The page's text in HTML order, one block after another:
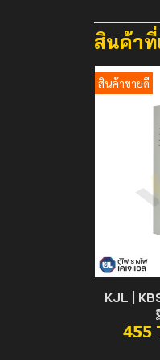
สินค้าที่
สินค้าขายดี
KJL |
455